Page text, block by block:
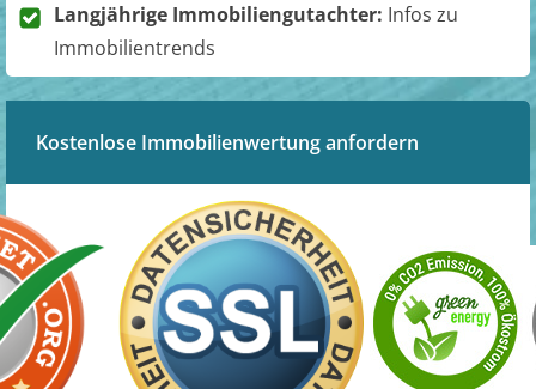
Langjährige Immobiliengutachter: Infos zu
Immobilientrends
Kostenlose Immobilienwertung anfordern